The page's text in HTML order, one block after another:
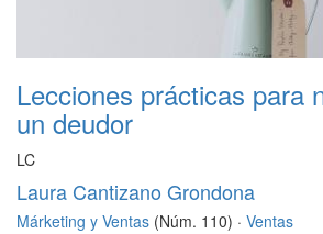
Lecciones prácticas para
un deudor
LC
Laura Cantizano Grondona
Márketing y Ventas (Núm. 110) · Ventas